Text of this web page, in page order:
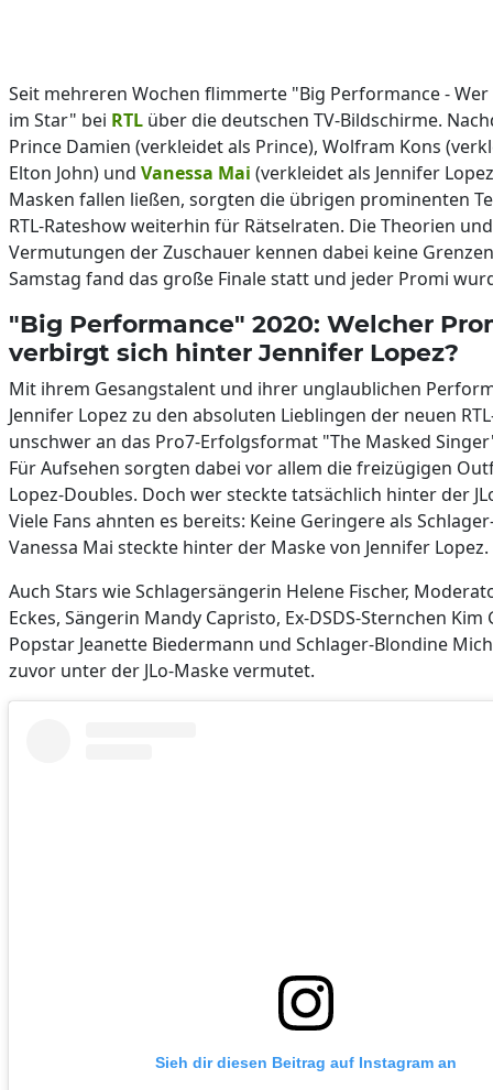
Seit mehreren Wochen flimmerte "Big Performance -
im Star" bei RTL über die deutschen TV-Bildschirme.
Prince Damien (verkleidet als Prince), Wolfram Kons
Elton John) und Vanessa Mai (verkleidet als Jennifer
Masken fallen ließen, sorgten die übrigen prominenten
RTL-Rateshow weiterhin für Rätselraten. Die Theorien und
Vermutungen der Zuschauer kennen dabei keine
Samstag fand das große Finale statt und jeder Promi
"Big Performance" 2020: Welcher
verbirgt sich hinter Jennifer Lopez?
Mit ihrem Gesangstalent und ihrer unglaublichen
Jennifer Lopez zu den absoluten Lieblingen der neuen
unschwer an das Pro7-Erfolgsformat "The Masked
Für Aufsehen sorgten dabei vor allem die freizügigen
Lopez-Doubles. Doch wer steckte tatsächlich hinter der
Viele Fans ahnten es bereits: Keine Geringere als
Vanessa Mai steckte hinter der Maske von Jennifer Lopez.
Auch Stars wie Schlagersängerin Helene Fischer,
Eckes, Sängerin Mandy Capristo, Ex-DSDS-Sternchen Kim
Popstar Jeanette Biedermann und Schlager-Blondine
zuvor unter der JLo-Maske vermutet.
Sieh dir diesen Beitrag auf Instagram an